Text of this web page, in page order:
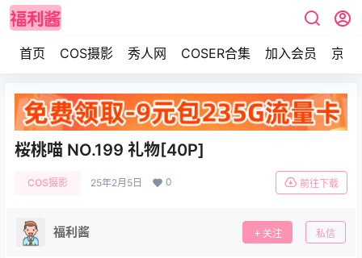
首页 COS摄影 秀人网 COSER合集 加入会员 京东
桜桃喵 NO.199 礼物[40P]
COS摄影 25年2月5日 0 前往下载
福利酱 关注 私信